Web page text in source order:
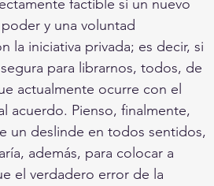
factible si un nuevo
y una voluntad
la iniciativa privada; es decir, si
para librarnos, todos, de
actualmente ocurre con el
acuerdo. Pienso, finalmente,
un deslinde en todos sentidos,
además, para colocar a
el verdadero error de la